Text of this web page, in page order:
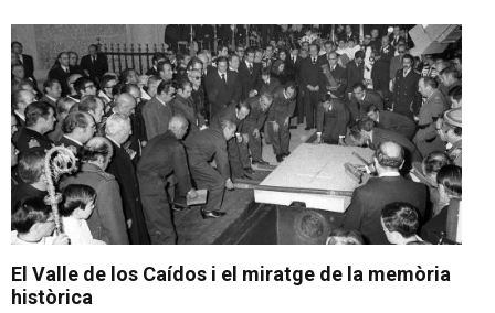
El Valle de los Caídos i el miratge de la memòria
històrica